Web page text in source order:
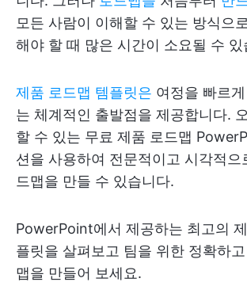
모든 사람이 이해할 수 있는 방식으
해야 할 때 많은 시간이 소요될 수 있
제품 로드맵 템플릿은 여정을 빠르
는 체계적인 출발점을 제공합니다.
할 수 있는 무료 제품 로드맵
션을 사용하여 전문적이고 시각적으
드맵을 만들 수 있습니다.
PowerPoint에서 제공하는 최고의
플릿을 살펴보고 팀을 위한 정확하
맵을 만들어 보세요.